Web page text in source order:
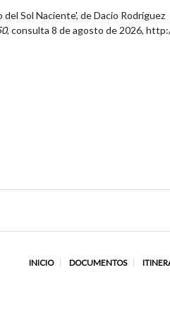
Sol Naciente', de Dacio Rodríguez
, consulta 8 de agosto de 2026,
INICIO DOCUMENTOS